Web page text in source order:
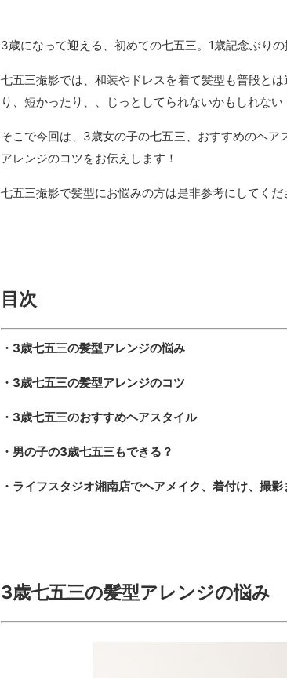
3歳になって迎える、初めての七五三。1歳記念ぶり
七五三撮影では、和装やドレスを着て髪型も普段と
り、短かったり、、じっとしてられないかもしれな
そこで今回は、3歳女の子の七五三、おすすめのヘ
アレンジのコツをお伝えします！
七五三撮影で髪型にお悩みの方は是非参考にしてくだ
目次
・3歳七五三の髪型アレンジの悩み
・3歳七五三の髪型アレンジのコツ
・3歳七五三のおすすめヘアスタイル
・男の子の3歳七五三もできる？
・ライフスタジオ湘南店でヘアメイク、着付け、撮影
3歳七五三の髪型アレンジの悩み